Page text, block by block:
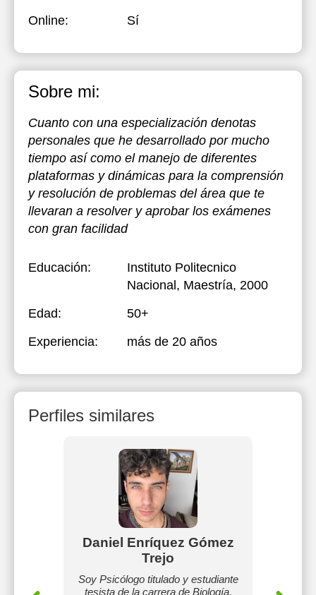
Online: Sí
Sobre mi:
Cuanto con una especialización denotas
personales que he desarrollado por mucho
tiempo así como el manejo de diferentes
plataformas y dinámicas para la comprensión
y resolución de problemas del área que te
llevaran a resolver y aprobar los exámenes
con gran facilidad
Educación:
Instituto Politecnico
Nacional , Maestría, 2000
Edad:
50+
Experiencia:
más de 20 años
Perfiles similares
Daniel Enríquez Gómez
Trejo
Soy Psicólogo titulado y estudiante
tesista de la carrera de Biología,